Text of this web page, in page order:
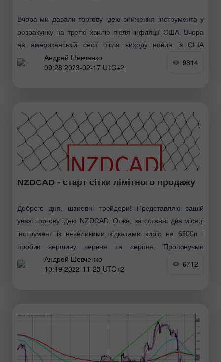
Вчора ми давали торгову ідею зниження інструмента у
розрахунку на третю хвилю після інфляції США. Вчора
на американській сесії після виходу новин із США
інструмент перейшов до зниження та досягнув
Андрей Шевченко
09:28 2023-02-17 UTC+2
9814
NZDCAD - старт сітки лімітного продажу
Доброго дня, шановні трейдери! Представляю вашій
увазі торгову ідею NZDCAD. Отже, за останні два місяці
інструмент із невеликими відкатами виріс на 6500п і
пробив вершину червня та серпня. Пропонуємо
розглянутиАндрей Шевченко
10:19 2022-11-23 UTC+2
6712